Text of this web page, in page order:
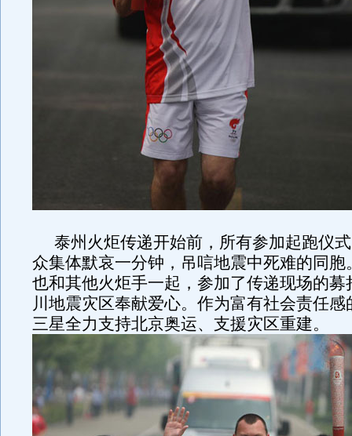
泰州火炬传递开始前， 所有参加起跑仪
众集体默哀一分钟， 吊唁地震中死难的同胞
也和其他火炬手一起，参加了传递现场的募
川地震灾区奉献爱心。作为富有社会责任感
三星全力支持北京奥运、支援灾区重建。